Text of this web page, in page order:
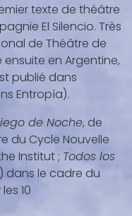
texte de théâtre
El Silencio. Très
de Théâtre de
en Argentine,
publié dans
Entropía).
de Noche, de
du Cycle Nouvelle
Institut ; Todos los
dans le cadre du
10